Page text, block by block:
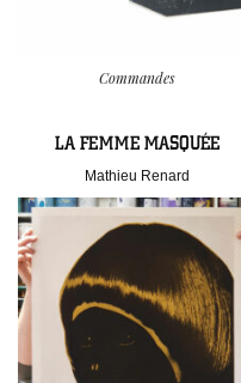
Commandes
LA FEMME MASQUÉE
Mathieu Renard